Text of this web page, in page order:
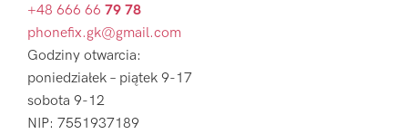
+48 666 66 79 78
phonefix.gk@gmail.com
Godziny otwarcia:
poniedziałek – piątek 9-17
sobota 9-12
NIP: 7551937189